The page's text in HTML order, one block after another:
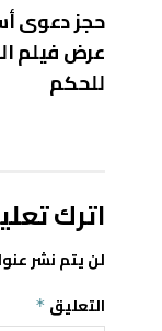
حجز دعوى
للحكم
اترك
لن يتم نشر
التعليق *